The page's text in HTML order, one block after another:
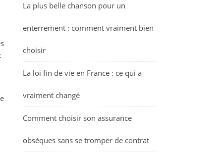
La plus belle chanson pour un
enterrement : comment vraiment bien
choisir
La loi fin de vie en France : ce qui a
vraiment changé
Comment choisir son assurance
obsèques sans se tromper de contrat